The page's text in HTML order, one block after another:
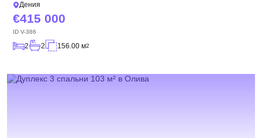
Дения
415 000
ID V-386
2 2 156.00 м2